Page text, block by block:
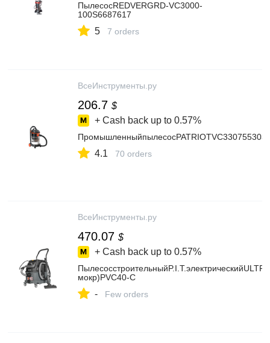
ПылесосREDVERGRD-VC3000-
100S6687617
5 7 orders
ВсеИнструменты.ру
206.7 $
+ Cash back up to 0.57%
4.1 70 orders
ВсеИнструменты.ру
470.07 $
+ Cash back up to 0.57%
мокр)PVC40-C
- Few orders